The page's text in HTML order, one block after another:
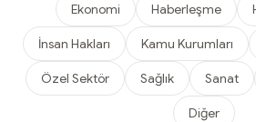
Ekonomi Haberleşme
İnsan Hakları Kamu Kurumları
Özel Sektör Sağlık Sanat
Diğer